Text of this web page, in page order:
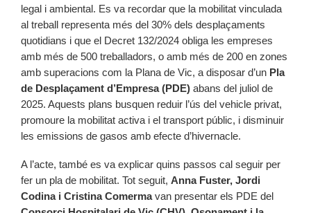
legal i ambiental. Es va recordar que la mobilitat vinculada
al treball representa més del 30% dels desplaçaments
quotidians i que el Decret 132/2024 obliga les empreses
amb més de 500 treballadors, o amb més de 200 en zones
amb superacions com la Plana de Vic, a disposar d’un Pla
de Desplaçament d’Empresa (PDE) abans del juliol de
2025. Aquests plans busquen reduir l’ús del vehicle privat,
promoure la mobilitat activa i el transport públic, i disminuir
les emissions de gasos amb efecte d’hivernacle.
A l’acte, també es va explicar quins passos cal seguir per
fer un pla de mobilitat. Tot seguit, Anna Fuster, Jordi
Codina i Cristina Comermavan presentar els PDE del